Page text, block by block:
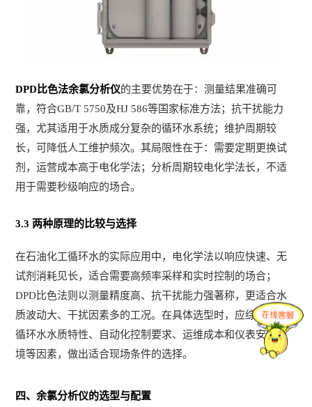
DPD比色法余氯分析仪的主要优势在于：测量结果准确可
靠，符合GB/T 5750及HJ 586等国家标准方法；抗干扰能力
强，尤其适用于水质成分复杂的循环水系统；维护周期较
长，可降低人工维护频次。其局限性在于：需要定期更换试
剂，运营成本高于电化学法；分析周期较电化学法长，不适
用于需要秒级响应的场合。
3.3 两种原理的比较与选择
在石油化工循环水的实际应用中，电化学法以响应快速、无
试剂消耗见长，适合需要高频率采样和实时控制的场合；
DPD比色法则以测量精度高、抗干扰能力强著称，更适合水
质波动大、干扰因素多的工况。在具体选型时，应综合考虑
循环水水质特性、自动化控制要求、运维成本和仪表安装环
境等因素，做出适合现场条件的选择。
四、余氯分析仪的选型与配置